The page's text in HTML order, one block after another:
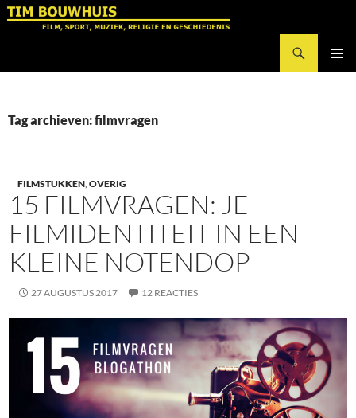
Ga
Tag archieven: filmvragen
FILMSTUKKEN,OVERIG
15 FILMVRAGEN: JE
FILMIDENTITEIT IN EEN
KLEINE NOTENDOP
27 AUGUSTUS 2017 12 REACTIES